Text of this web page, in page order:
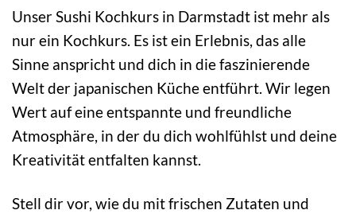
Unser Sushi Kochkurs in Darmstadt ist mehr als
nur ein Kochkurs. Es ist ein Erlebnis, das alle
Sinne anspricht und dich in die faszinierende
Welt der japanischen Küche entführt. Wir legen
Wert auf eine entspannte und freundliche
Atmosphäre, in der du dich wohlfühlst und deine
Kreativität entfalten kannst.
Stell dir vor, wie du mit frischen Zutaten und